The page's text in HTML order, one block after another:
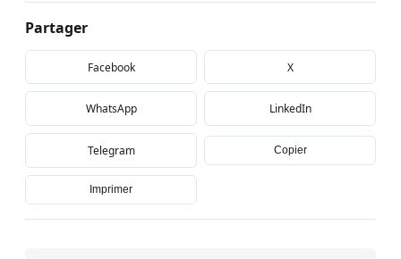
Partager
Facebook X
WhatsApp LinkedIn
Telegram Copier
Imprimer